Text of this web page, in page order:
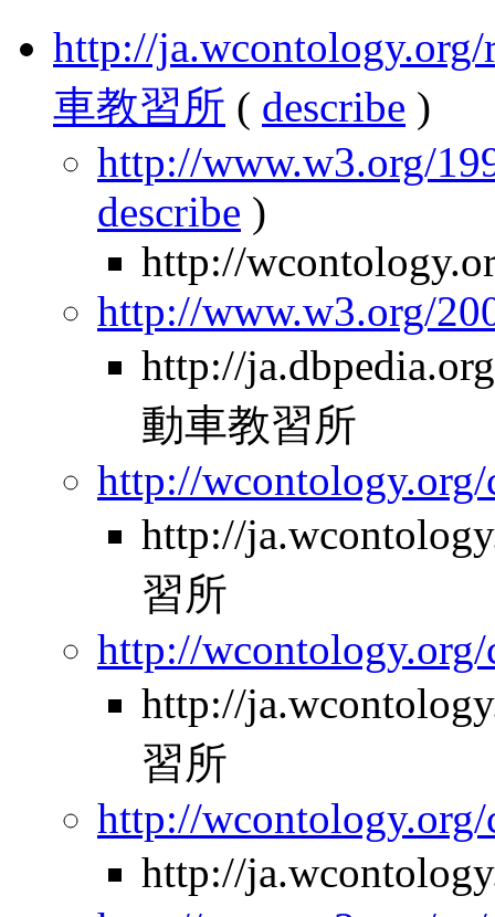
http://
車教習所 ( describe )
http://www.w3.org/
describe )
http://
http://www.w3.org/
http://
動車教習所
http://wcontology.org/
http://
習所
http://
http://
習所
http://wcontology.org/
http://